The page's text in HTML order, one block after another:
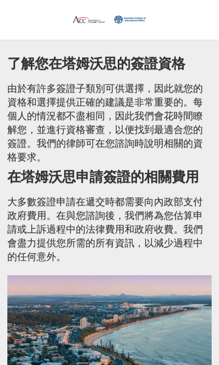
了解您在塔姆沃思的簽證資格
由於有許多簽證子類別可供選擇，因此就您的
資格和選擇提供正確的建議是非常重要的。每
個人的情況都不盡相同，因此我們會花時間瞭
解您，並進行資格審查，以便找到最適合您的
簽證。我們的律師可在您諮詢時說明相關的資
格要求。
在塔姆沃思申請簽證的相關費用
大多數簽證申請在遞交時都需要向內政部支付
政府費用。在與您諮詢後，我們將為您估算申
請或上訴過程中的法律費用和政府收費。我們
會盡力提供您所需的所有資訊，以減少過程中
的任何意外。